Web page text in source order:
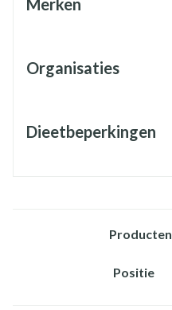
Merken
Organisaties
Dieetbeperkingen
Producten
Sorteer op: